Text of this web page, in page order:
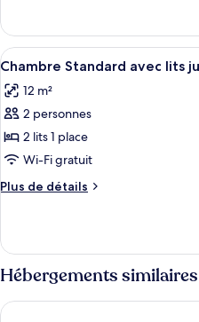
Chambre
Triple
Standard
le
type
de
Chambre
Triple
Afficher
toutes
les
photos
pour
ce
type
de
Chambre
Standard
avec
lits
4
Chambre Standard avec lits
12 m²
2 personnes
2 lits 1 place
Wi-Fi gratuit
Plus de détails
Plus
le
type
de
chambre
Chambre
Hébergements similaires
A Hotel Desker